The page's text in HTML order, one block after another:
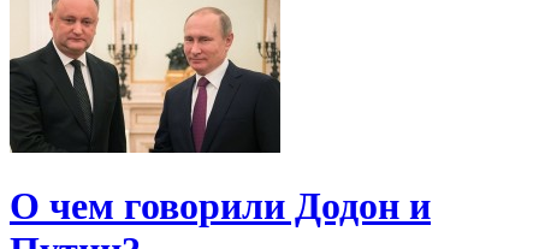
О чем говорили Додон и